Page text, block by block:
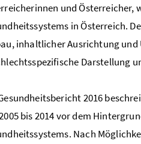
und Österreicher,
in Österreich.
inhaltlicher Ausrichtung und
Darstellung
2016
bis 2014 vor dem
Nach